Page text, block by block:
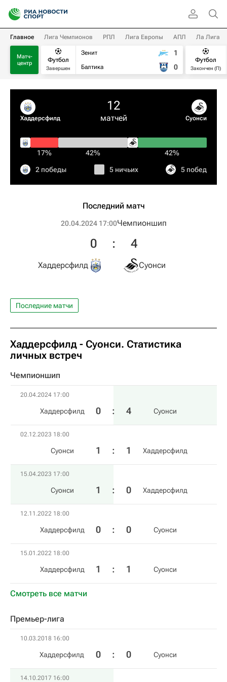
Главное Лига Чемпионов РПЛ Лига Европы АПЛ Ла Лига
Матч-
центр
Футбол
Завершен
Зенит
Балтика
1
0
Футбол
Закончен (П)
Хаддерсфилд
12
матчей Суонси
17% 42% 42%
2 победы 5 ничьих 5 побед
Последний матч
20.04.2024 17:00Чемпионшип
Хаддерсфилд
0 : 4
Суонси
Последние матчи
Хаддерсфилд - Суонси. Статистика
личных встреч
Чемпионшип
20.04.2024 17:00
Хаддерсфилд 0 : 4 Суонси
02.12.2023 18:00
Суонси 1 : 1 Хаддерсфилд
15.04.2023 17:00
Суонси 1 : 0 Хаддерсфилд
12.11.2022 18:00
Хаддерсфилд 0 : 0 Суонси
15.01.2022 18:00
Хаддерсфилд 1 : 1 Суонси
Смотреть все матчи
Премьер-лига
10.03.2018 16:00
Хаддерсфилд 0 : 0 Суонси
14.10.2017 16:00